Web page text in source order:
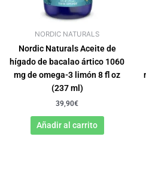
NORDIC NATURALS
Nordic Naturals Aceite de
hígado de bacalao ártico 1060
mg de omega-3 limón 8 fl oz
(237 ml)
39,90€
Añadir al carrito